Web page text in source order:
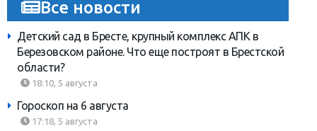
Все новости
Детский сад в Бресте, крупный комплекс АПК в
Березовском районе. Что еще построят в Брестской
области?
18:10, 5 августа
Гороскоп на 6 августа
17:18, 5 августа